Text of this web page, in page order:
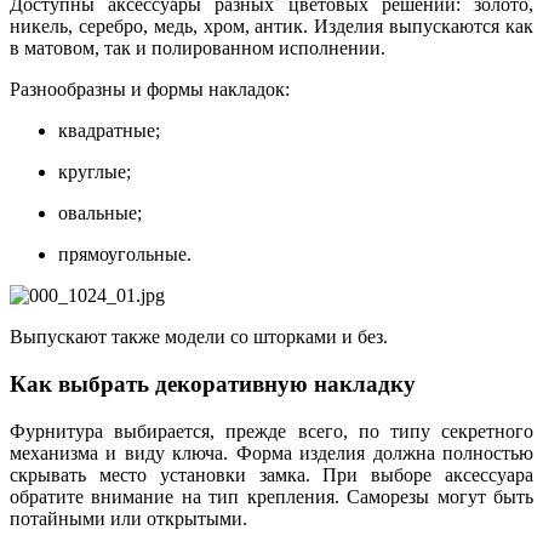
Доступны аксессуары разных цветовых решений: золото,
никель, серебро, медь, хром, антик. Изделия выпускаются как
в матовом, так и полированном исполнении.
Разнообразны и формы накладок:
квадратные;
круглые;
овальные;
прямоугольные.
Выпускают также модели со шторками и без.
Как выбрать декоративную накладку
Фурнитура выбирается, прежде всего, по типу секретного
механизма и виду ключа. Форма изделия должна полностью
скрывать место установки замка. При выборе аксессуара
обратите внимание на тип крепления. Саморезы могут быть
потайными или открытыми.